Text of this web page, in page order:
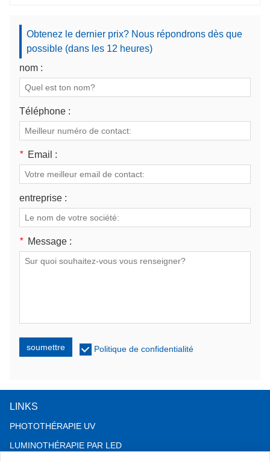
Obtenez le dernier prix? Nous répondrons dès que
possible (dans les 12 heures)
nom :
Téléphone :
* Email :
entreprise :
* Message :
soumettre Politique de confidentialité
LINKS
PHOTOTHÉRAPIE UV
LUMINOTHÉRAPIE PAR LED